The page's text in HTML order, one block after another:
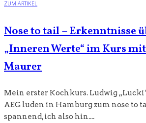
ZUM ARTIKEL
Nose to tail – Erkenntnisse
„Inneren Werte“ im Kurs
Maurer
Mein erster Kochkurs. Ludwig
AEG luden in Hamburg zum nose to
spannend, ich also hin....